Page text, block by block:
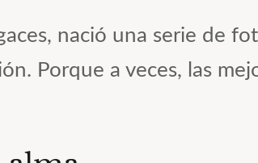
nació una serie de
Porque a veces, las